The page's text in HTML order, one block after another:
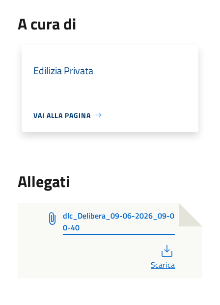
A cura di
Edilizia Privata
VAI ALLA PAGINA
Allegati
dlc_Delibera_09-06-2026_09-0
0-40
Scarica